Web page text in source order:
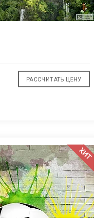
РАССЧИТАТЬ ЦЕНУ
ХИТ